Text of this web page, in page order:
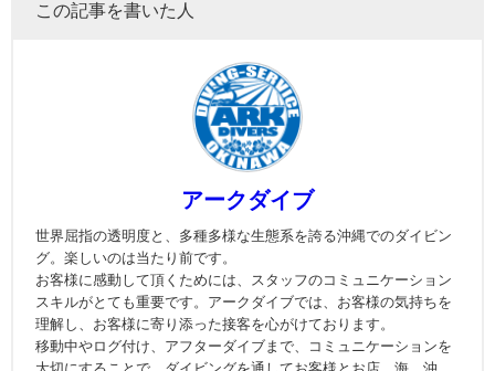
この記事を書いた人
アークダイブ
世界屈指の透明度と、多種多様な生態系を誇る沖縄でのダイビン
グ。楽しいのは当たり前です。
お客様に感動して頂くためには、スタッフのコミュニケーション
スキルがとても重要です。アークダイブでは、お客様の気持ちを
理解し、お客様に寄り添った接客を心がけております。
移動中やログ付け、アフターダイブまで、コミュニケーションを